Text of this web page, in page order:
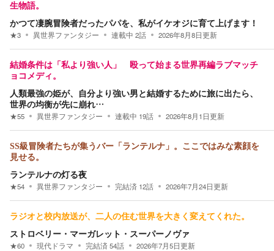
生物語。
かつて凄腕冒険者だったパパを、私がイケオジに育て上げます！
★3 異世界ファンタジー 連載中 2話 2026年8月8日更新
結婚条件は「私より強い人」 殴って始まる世界再編ラブマッチ
ョコメディ。
人類最強の姫が、自分より強い男と結婚するために旅に出たら、
世界の均衡が先に崩れ…
★55 異世界ファンタジー 連載中 19話 2026年8月1日更新
SS級冒険者たちが集うバー「ランテルナ」。ここではみな素顔を
見せる。
ランテルナの灯る夜
★54 異世界ファンタジー 完結済 12話 2026年7月24日更新
ラジオと校内放送が、二人の住む世界を大きく変えてくれた。
ストロベリー・マーガレット・スーパーノヴァ
★60 現代ドラマ 完結済54話 2026年7月5日更新